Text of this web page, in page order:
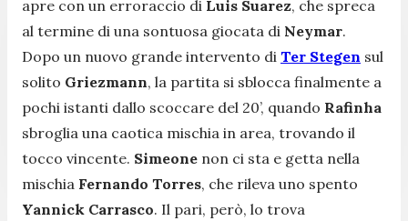
apre con un erroraccio di Luis Suarez, che spreca
al termine di una sontuosa giocata di Neymar.
Dopo un nuovo grande intervento di Ter Stegen sul
solito Griezmann, la partita si sblocca finalmente a
pochi istanti dallo scoccare del 20’, quando Rafinha
sbroglia una caotica mischia in area, trovando il
tocco vincente. Simeone non ci sta e getta nella
mischia Fernando Torres, che rileva uno spento
Yannick Carrasco. Il pari, però, lo trova